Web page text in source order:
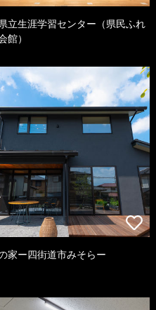
立生涯学習センター（県民ふれ
館）
家ー四街道市みそらー